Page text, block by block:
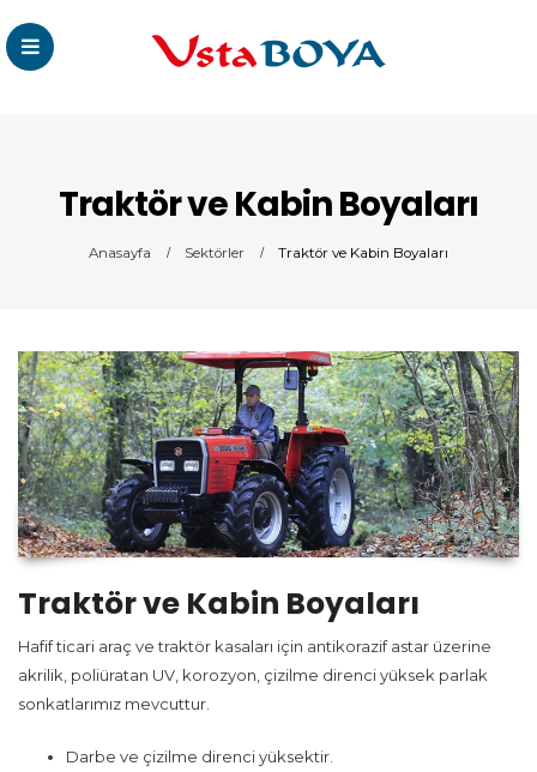
Traktör ve Kabin Boyaları
Anasayfa Sektörler Traktör ve Kabin Boyaları
Traktör ve Kabin Boyaları
Hafif ticari araç ve traktör kasaları için antikorazif astar üzerine
akrilik, poliüratan UV, korozyon, çizilme direnci yüksek parlak
sonkatlarımız mevcuttur.
Darbe ve çizilme direnci yüksektir.